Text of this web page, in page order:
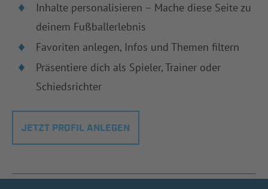
Inhalte personalisieren – Mache diese Seite zu
deinem Fußballerlebnis
Favoriten anlegen, Infos und Themen filtern
Präsentiere dich als Spieler, Trainer oder
Schiedsrichter
JETZT PROFIL ANLEGEN